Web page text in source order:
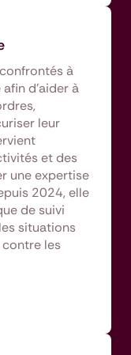
à
d’aider à
leur
et des
une expertise
2024, elle
de suivi
situations
les